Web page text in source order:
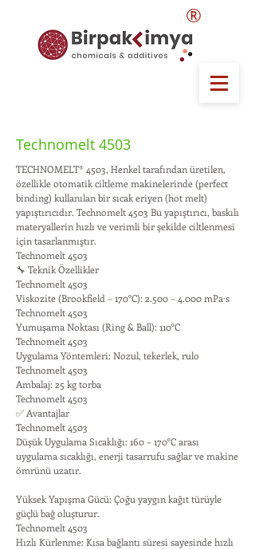
®
Technomelt 4503
TECHNOMELT® 4503, Henkel tarafından üretilen,
özellikle otomatik ciltleme makinelerinde (perfect
binding) kullanılan bir sıcak eriyen (hot melt)
yapıştırıcıdır. Technomelt 4503 Bu yapıştırıcı, baskılı
materyallerin hızlı ve verimli bir şekilde ciltlenmesi
için tasarlanmıştır.
Technomelt 4503
🔧 Teknik Özellikler
Technomelt 4503
Viskozite (Brookfield – 170°C): 2.500 – 4.000 mPa·s
Technomelt 4503
Yumuşama Noktası (Ring & Ball): 110°C
Technomelt 4503
Uygulama Yöntemleri: Nozul, tekerlek, rulo
Technomelt 4503
Ambalaj: 25 kg torba
Technomelt 4503
✅ Avantajlar
Technomelt 4503
Düşük Uygulama Sıcaklığı: 160 – 170°C arası
uygulama sıcaklığı, enerji tasarrufu sağlar ve makine
ömrünü uzatır.
Yüksek Yapışma Gücü: Çoğu yaygın kağıt türüyle
güçlü bağ oluşturur.
Technomelt 4503
Hızlı Kürlenme: Kısa bağlantı süresi sayesinde hızlı